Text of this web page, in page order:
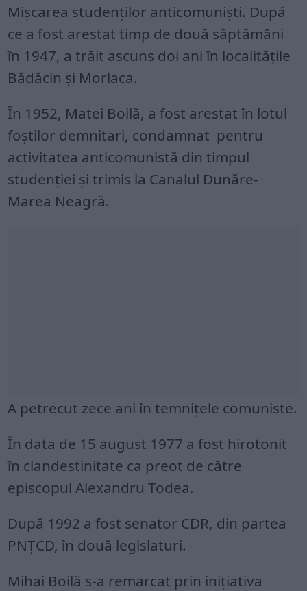
Mişcarea studenţilor anticomunişti. După
ce a fost arestat timp de două săptămâni
în 1947, a trăit ascuns doi ani în localităţile
Bădăcin şi Morlaca.
În 1952, Matei Boilă, a fost arestat în lotul
foştilor demnitari, condamnat pentru
activitatea anticomunistă din timpul
studenţiei și trimis la Canalul Dunăre-
Marea Neagră.
A petrecut zece ani în temniţele comuniste.
În data de 15 august 1977 a fost hirotonit
în clandestinitate ca preot de către
episcopul Alexandru Todea.
După 1992 a fost senator CDR, din partea
PNȚCD, în două legislaturi.
Mihai Boilă s-a remarcat prin inițiativa